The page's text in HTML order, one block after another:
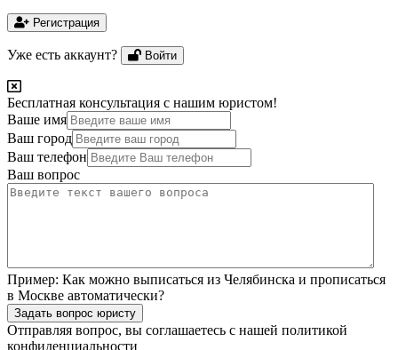
Регистрация
Уже есть аккаунт? Войти
Бесплатная консультация с нашим юристом!
Ваше имя
Ваш город
Ваш телефон
Ваш вопрос
Пример: Как можно выписаться из Челябинска и прописаться
в Москве автоматически?
Задать вопрос юристу
Отправляя вопрос, вы соглашаетесь с нашей политикой
конфиденциальности